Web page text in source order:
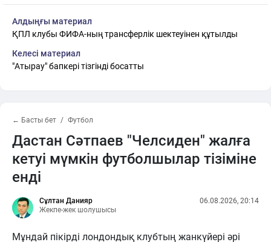
Алдыңғы материал
ҚПЛ клубы ФИФА-ның трансферлік шектеуінен құтылды
Келесі материал
"Атырау" бапкері тізгінді босатты
← Басты бет Футбол
Дастан Сәтпаев "Челсиден" жалға
кетуі мүмкін футболшылар тізіміне
енді
Сұлтан Данияр
Жекпе-жек шолушысы
06.08.2026, 20:14
Мұндай пікірді лондондық клубтың жанкүйері әрі